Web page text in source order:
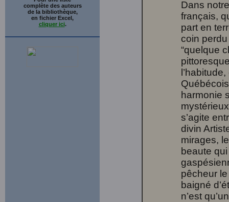
complète des auteurs
de la bibliothèque,
en fichier Excel,
cliquer ici.
Dans
français,
part en
coin
“quelque
harmonie
s’agite
divin
mirages,
beaute
pêcheur le
baigné
n’est